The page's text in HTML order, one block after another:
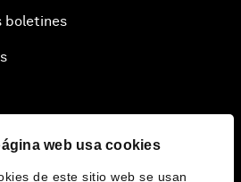
web usa cookies
de este sitio web se usan
boletines